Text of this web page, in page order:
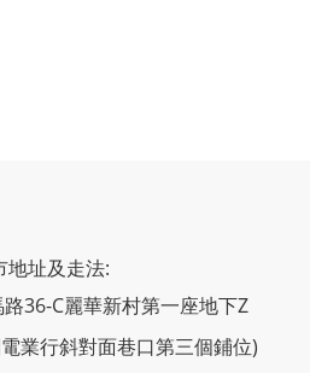
地址及走法:
36-C麗華新村第一座地下Z
業行斜對面巷口第三個鋪位)